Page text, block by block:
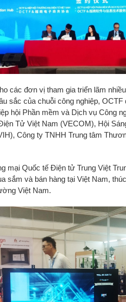
các đơn vị tham gia triển lãm
sắc của chuỗi công nghiệp,
hội Phần mềm và Dịch vụ Công
Tử Việt Nam (VECOM), Hội
Công ty TNHH Trung tâm
mại Quốc tế Điện tử Trung Việt
sắm và bán hàng tại Việt Nam,
Việt Nam.